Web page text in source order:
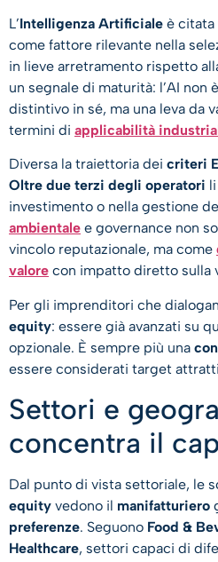
L’Intelligenza Artificiale è citata
come fattore rilevante nella
in lieve arretramento rispetto
un segnale di maturità: l’AI non
distintivo in sé, ma una leva da
termini di applicabilità
Diversa la traiettoria dei criteri
Oltre due terzi degli operatori
investimento o nella gestione
ambientale e governance non
vincolo reputazionale, ma come
valore con impatto diretto sulla
Per gli imprenditori che
equity: essere già avanzati su
opzionale. È sempre più una
essere considerati target
Settori e
concentra il
Dal punto di vista settoriale, le
equity vedono il manifatturiero
preferenze. Seguono Food &
Healthcare, settori capaci di